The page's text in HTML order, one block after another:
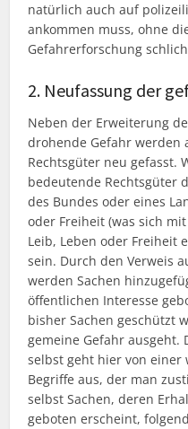
natürlich auch auf
ankommen muss, ohne
Gefahrerforschung
2. Neufassung der
Neben der Erweiterung
drohende Gefahr werden
Rechtsgüter neu gefasst.
bedeutende Rechtsgüter
des Bundes oder eines
oder Freiheit (was sich
Leib, Leben oder Freiheit
sein. Durch den Verweis
werden Sachen
öffentlichen Interesse
bisher Sachen geschützt
gemeine Gefahr ausgeht.
selbst geht hier von einer
Begriffe aus, der man
selbst Sachen, deren
geboten erscheint,